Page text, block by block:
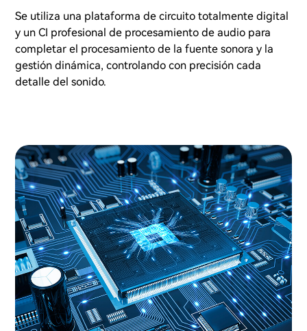
Se utiliza una plataforma de circuito totalmente digital
y un CI profesional de procesamiento de audio para
completar el procesamiento de la fuente sonora y la
gestión dinámica, controlando con precisión cada
detalle del sonido.